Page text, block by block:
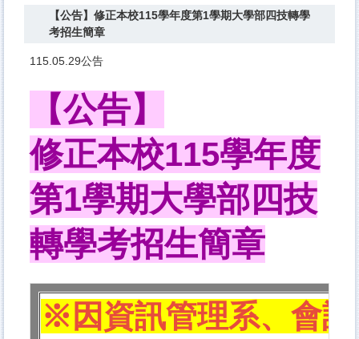
【公告】修正本校115學年度第1學期大學部四技轉學
考招生簡章
115.05.29公告
【公告】
修正本校115學年度
第1學期大學部四技
轉學考招生簡章
※ 因 資訊管理系、會